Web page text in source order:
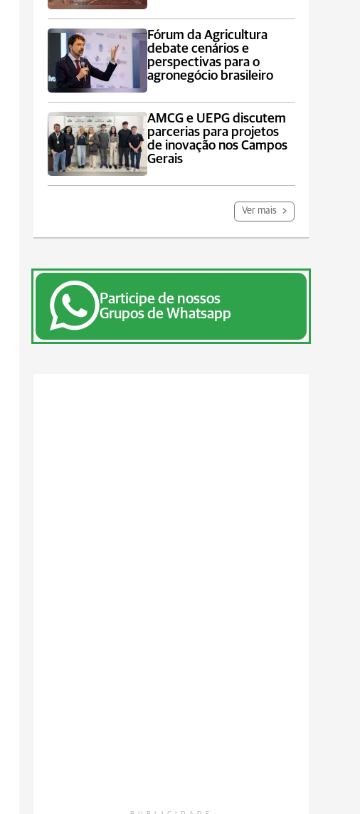
Fórum da Agricultura
debate cenários e
perspectivas para o
agronegócio brasileiro
AMCG e UEPG discutem
parcerias para projetos
de inovação nos Campos
Gerais
Ver mais
Participe de nossos
Grupos de Whatsapp